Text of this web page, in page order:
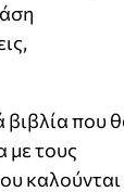
βιβλία που
με τους
καλούνται